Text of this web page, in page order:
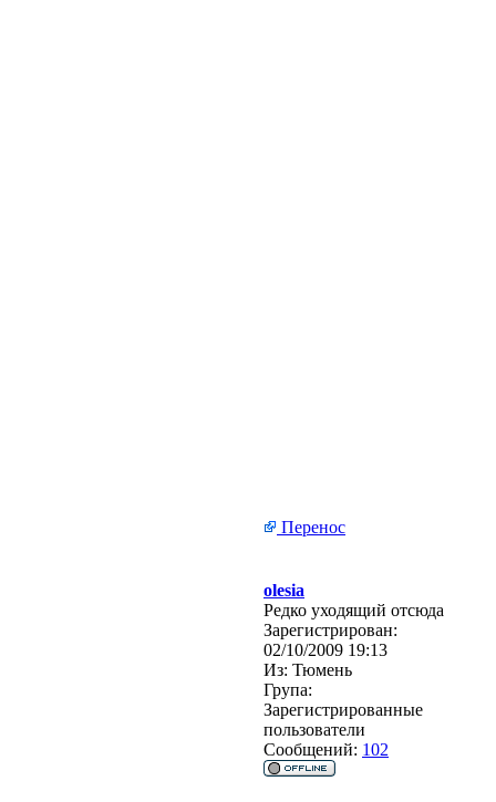
Перенос
olesia
Редко уходящий отсюда
Зарегистрирован:
02/10/2009 19:13
Из: Тюмень
Група:
Зарегистрированные
пользователи
Сообщений: 102